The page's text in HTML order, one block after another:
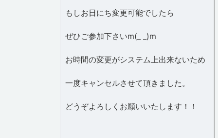
もしお日にち変更可能でしたら
ぜひご参加下さいm(_ _)m
お時間の変更がシステム上出来ないため
一度キャンセルさせて頂きました。
どうぞよろしくお願いいたします！！